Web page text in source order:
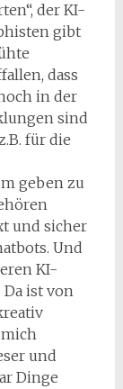
der KI-
gibt
dass
in der
sind
für die
geben zu
und sicher
Und
KI-
ist von
mich
und
Dinge